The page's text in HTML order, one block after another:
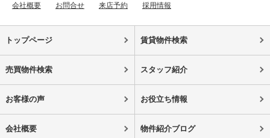
会社概要
お問合せ 来店予約 採用情報
トップページ 賃貸物件検索
売買物件検索 スタッフ紹介
お客様の声 お役立ち情報
会社概要 物件紹介ブログ